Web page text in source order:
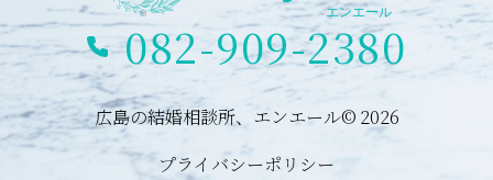
082-909-2380
広島の結婚相談所、エンエール© 2026
プライバシーポリシー